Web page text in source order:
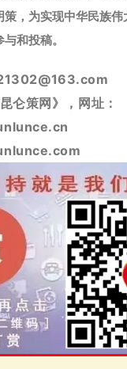
策，为实现中华民族
和投稿。
仑策网》，网址：